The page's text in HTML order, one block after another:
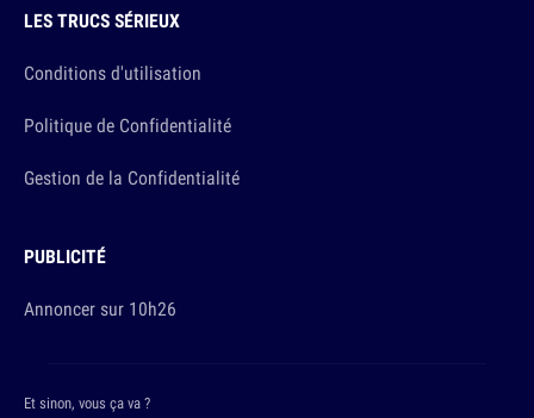
LES TRUCS SÉRIEUX
Conditions d'utilisation
Politique de Confidentialité
Gestion de la Confidentialité
PUBLICITÉ
Annoncer sur 10h26
Et sinon, vous ça va ?